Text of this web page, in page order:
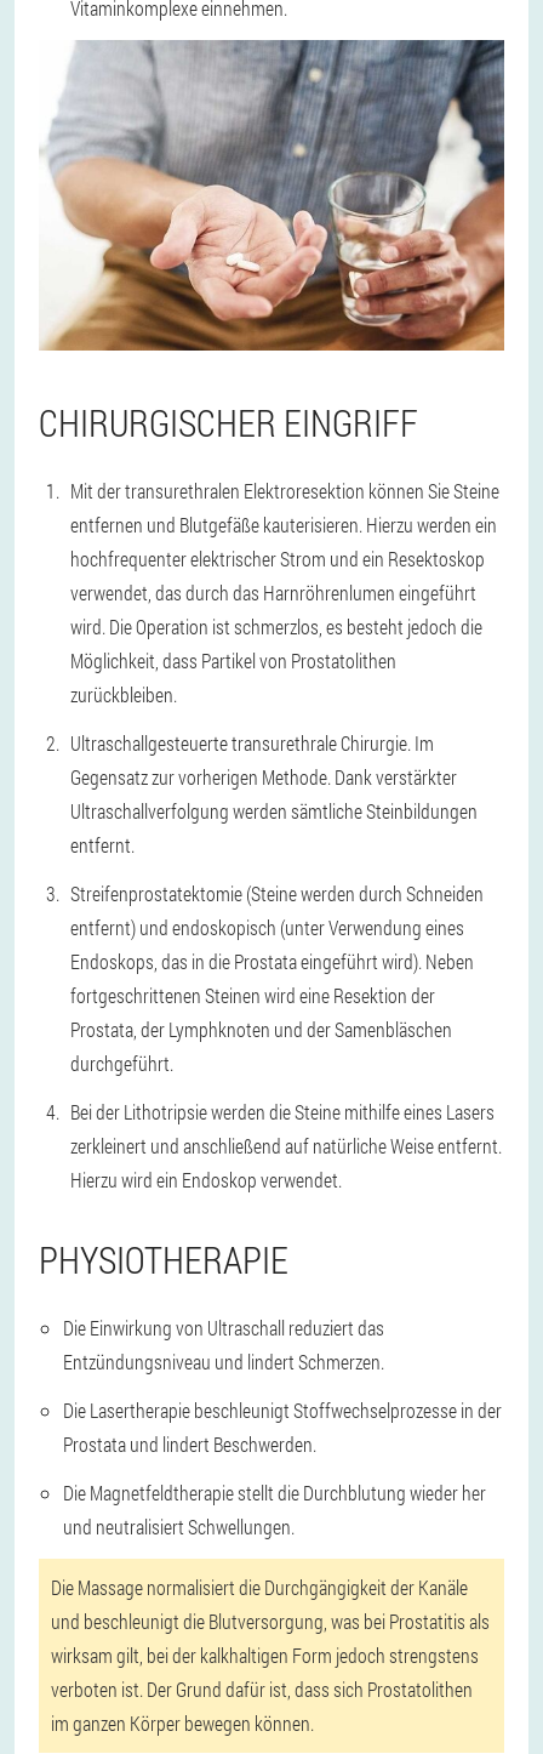
Vitaminkomplexe einnehmen.
CHIRURGISCHER EINGRIFF
Mit der transurethralen Elektroresektion können Sie Steine
entfernen und Blutgefäße kauterisieren. Hierzu werden ein
hochfrequenter elektrischer Strom und ein Resektoskop
verwendet, das durch das Harnröhrenlumen eingeführt
wird. Die Operation ist schmerzlos, es besteht jedoch die
Möglichkeit, dass Partikel von Prostatolithen
zurückbleiben.
Ultraschallgesteuerte transurethrale Chirurgie. Im
Gegensatz zur vorherigen Methode. Dank verstärkter
Ultraschallverfolgung werden sämtliche Steinbildungen
entfernt.
Streifenprostatektomie (Steine werden durch Schneiden
entfernt) und endoskopisch (unter Verwendung eines
Endoskops, das in die Prostata eingeführt wird). Neben
fortgeschrittenen Steinen wird eine Resektion der
Prostata, der Lymphknoten und der Samenbläschen
durchgeführt.
Bei der Lithotripsie werden die Steine mithilfe eines Lasers
zerkleinert und anschließend auf natürliche Weise entfernt.
Hierzu wird ein Endoskop verwendet.
PHYSIOTHERAPIE
Die Einwirkung von Ultraschall reduziert das
Entzündungsniveau und lindert Schmerzen.
Die Lasertherapie beschleunigt Stoffwechselprozesse in der
Prostata und lindert Beschwerden.
Die Magnetfeldtherapie stellt die Durchblutung wieder her
und neutralisiert Schwellungen.
Die Massage normalisiert die Durchgängigkeit der Kanäle
und beschleunigt die Blutversorgung, was bei Prostatitis als
wirksam gilt, bei der kalkhaltigen Form jedoch strengstens
verboten ist. Der Grund dafür ist, dass sich Prostatolithen
im ganzen Körper bewegen können.